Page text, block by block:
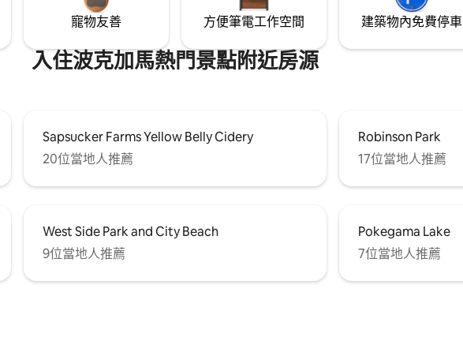
寵物友善 方便筆電工作空間 建築物內免費停車
入住波克加馬熱門景點附近房源
Sapsucker Farms Yellow Belly Cidery
20位當地人推薦
Robinson Park
17位當地人推薦
West Side Park and City Beach
9位當地人推薦
Pokegama Lake
7位當地人推薦